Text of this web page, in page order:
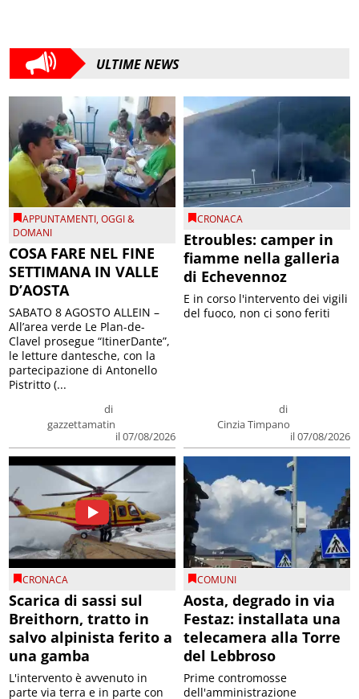
ULTIME NEWS
APPUNTAMENTI,OGGI &
DOMANI
COSA FARE NEL FINE
SETTIMANA IN VALLE
D’AOSTA
di
gazzettamatin
il 07/08/2026
SABATO 8 AGOSTO ALLEIN –
All’area verde Le Plan-de-
Clavel prosegue “ItinerDante”,
le letture dantesche, con la
partecipazione di Antonello
Pistritto (...
CRONACA
Etroubles: camper in
fiamme nella galleria
di Echevennoz
di
Cinzia Timpano
il 07/08/2026
E in corso l'intervento dei vigili
del fuoco, non ci sono feriti
CRONACA
Scarica di sassi sul
Breithorn, tratto in
salvo alpinista ferito a
una gamba
L'intervento è avvenuto in
parte via terra e in parte con
COMUNI
Aosta, degrado in via
Festaz: installata una
telecamera alla Torre
del Lebbroso
Prime contromosse
dell'amministrazione